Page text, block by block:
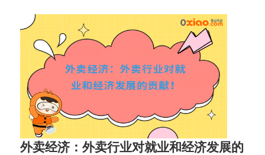
外卖经济：外卖行业对就业和经济发展的